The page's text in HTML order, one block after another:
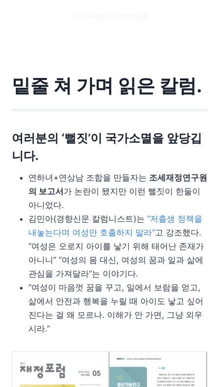
밑줄 쳐 가며 읽은 칼럼.
여러분의 ‘뻘짓’이 국가소멸을 앞당깁
니다.
연하녀+연상남 조합을 만들자는 조세재정연구원
의 보고서가 논란이 됐지만 이런 뻘짓이 한둘이
아니었다.
김민아(경향신문 칼럼니스트)는 “저출생 정책을
내놓는다며 여성만 호출하지 말라”고 강조했다.
“여성은 오로지 아이를 낳기 위해 태어난 존재가
아니니” “여성의 몸 대신, 여성의 꿈과 일과 삶에
관심을 가져달라”는 이야기다.
“여성이 마음껏 꿈을 꾸고, 일에서 보람을 얻고,
삶에서 안전과 행복을 누릴 때 아이도 낳고 싶어
진다는 걸 왜 모르나. 이해가 안 가면, 그냥 외우
시라.”